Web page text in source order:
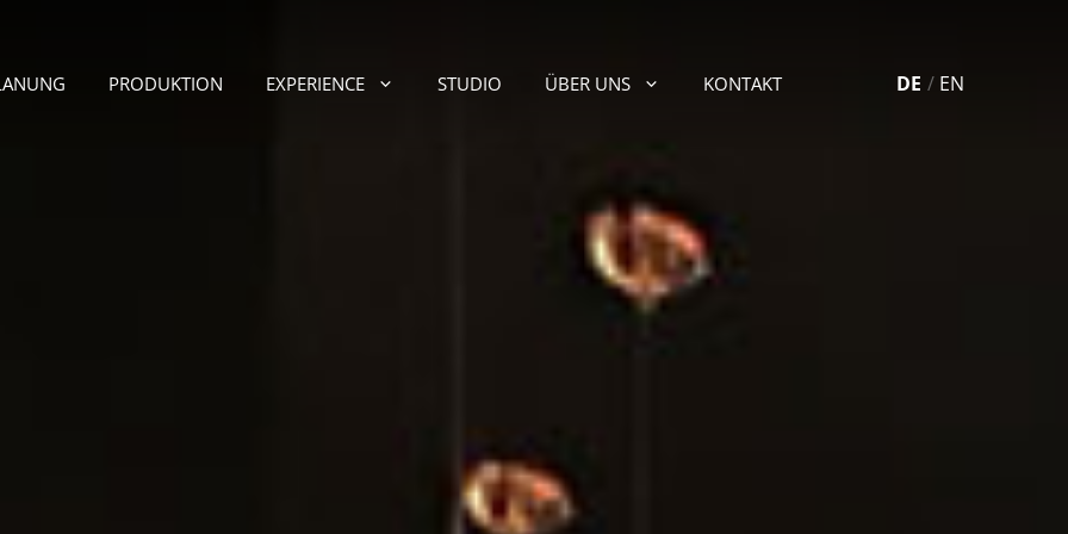
PRODUKTION EXPERIENCE STUDIO ÜBER UNS KONTAKT DE EN